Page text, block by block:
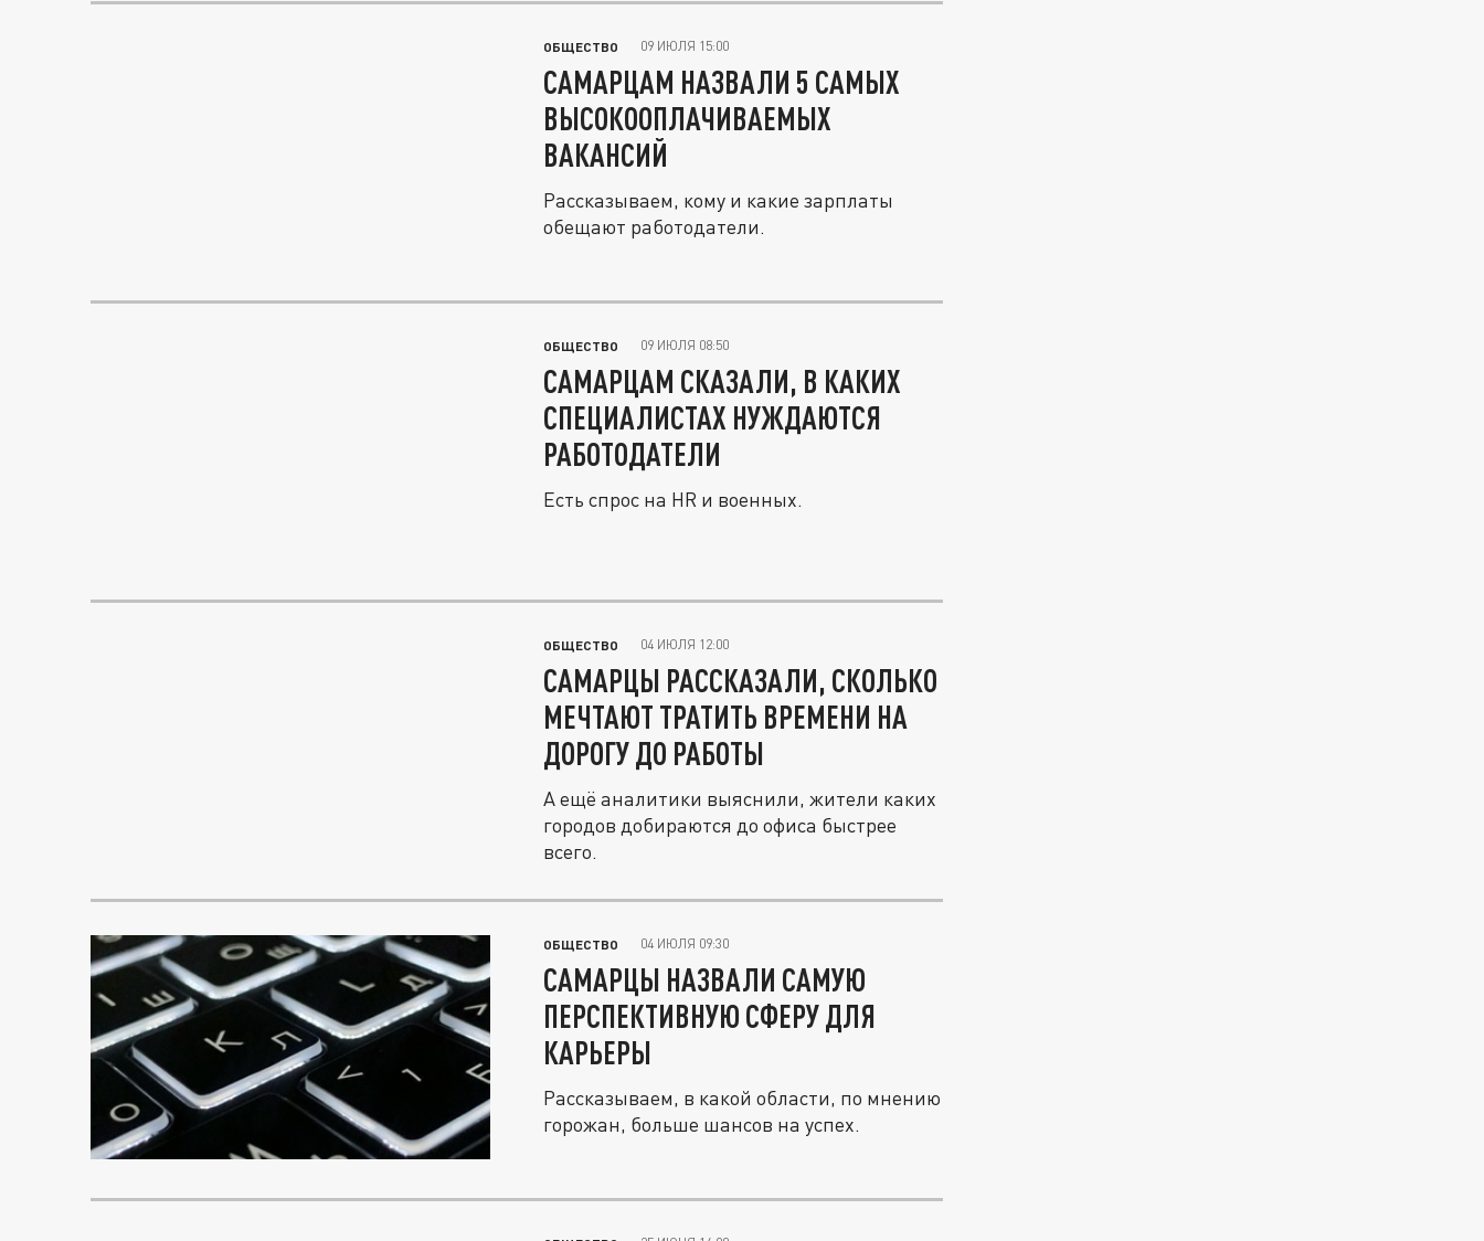
ОБЩЕСТВО 09 ИЮЛЯ 15:00
САМАРЦАМ НАЗВАЛИ 5 САМЫХ
ВЫСОКООПЛАЧИВАЕМЫХ
ВАКАНСИЙ
Рассказываем, кому и какие зарплаты
обещают работодатели.
ОБЩЕСТВО 09 ИЮЛЯ 08:50
САМАРЦАМ СКАЗАЛИ, В КАКИХ
СПЕЦИАЛИСТАХ НУЖДАЮТСЯ
РАБОТОДАТЕЛИ
Есть спрос на HR и военных.
ОБЩЕСТВО 04 ИЮЛЯ 12:00
САМАРЦЫ РАССКАЗАЛИ, СКОЛЬКО
МЕЧТАЮТ ТРАТИТЬ ВРЕМЕНИ НА
ДОРОГУ ДО РАБОТЫ
А ещё аналитики выяснили, жители каких
городов добираются до офиса быстрее
всего.
ОБЩЕСТВО 04 ИЮЛЯ 09:30
САМАРЦЫ НАЗВАЛИ САМУЮ
ПЕРСПЕКТИВНУЮ СФЕРУ ДЛЯ
КАРЬЕРЫ
Рассказываем, в какой области, по мнению
горожан, больше шансов на успех.